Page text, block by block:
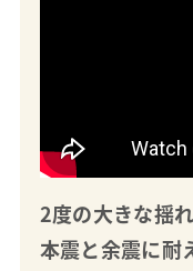
2度の大きな揺
本震と余震に耐